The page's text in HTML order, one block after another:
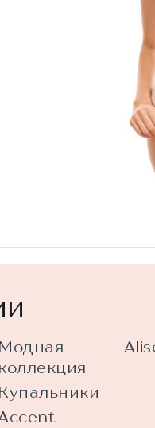
Модная
коллекция
Купальники